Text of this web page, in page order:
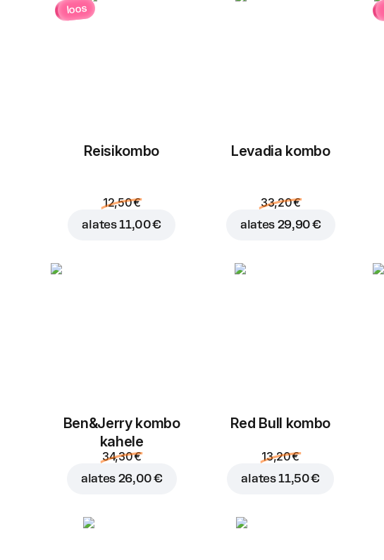
loos
Reisikombo
12,50 €
alates 11,00 €
Levadia kombo
33,20 €
alates 29,90 €
Ben&Jerry kombo
kahele
34,30 €
alates 26,00 €
Red Bull kombo
13,20 €
alates11,50 €